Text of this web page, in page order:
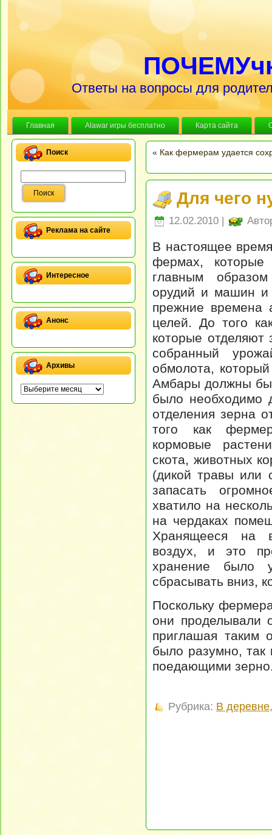
Ответы на вопросы для
Главная Alawar игры бесплатно Карта сайта
Поиск
Реклама на сайте
Интересное
Анонс
Архивы
« Как фермерам удается
Для чего
12.02.2010 |
В настоящее
фермах,
главным
орудий и машин и
прежние времена
целей. До того
которые
собранный
обмолота,
Амбары должны
было необходимо
отделения зерна
того как
кормовые
скота, животных
(дикой травы или
запасать
хватило на
на чердаках
Хранящееся на
воздух, и это
хранение было
сбрасывать вниз,
Поскольку
они проделывали
приглашая таким
было разумно,
поедающими
Рубрика: В